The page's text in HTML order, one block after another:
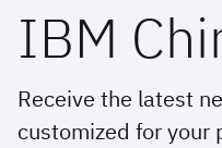
IBM
Receive the latest
customized for your